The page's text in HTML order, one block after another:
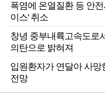
폭염에 온열질환 등 안
이스' 취소
창녕 중부내륙고속도로
의탄으로 밝혀져
입원환자가 연달아 사망
전망